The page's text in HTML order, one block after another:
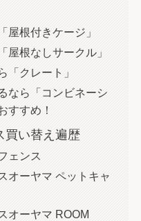
屋根付きケージ」
屋根なしサークル」
「クレート」
なら「コンビネーシ
すすめ！
買い替え遍歴
ェンス
ーヤマ ペットキャ
ーヤマ ROOM